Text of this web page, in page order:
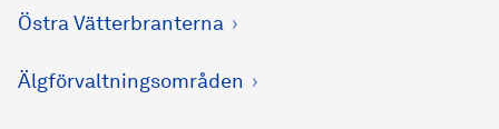
Östra Vätterbranterna
Älgförvaltningsområden